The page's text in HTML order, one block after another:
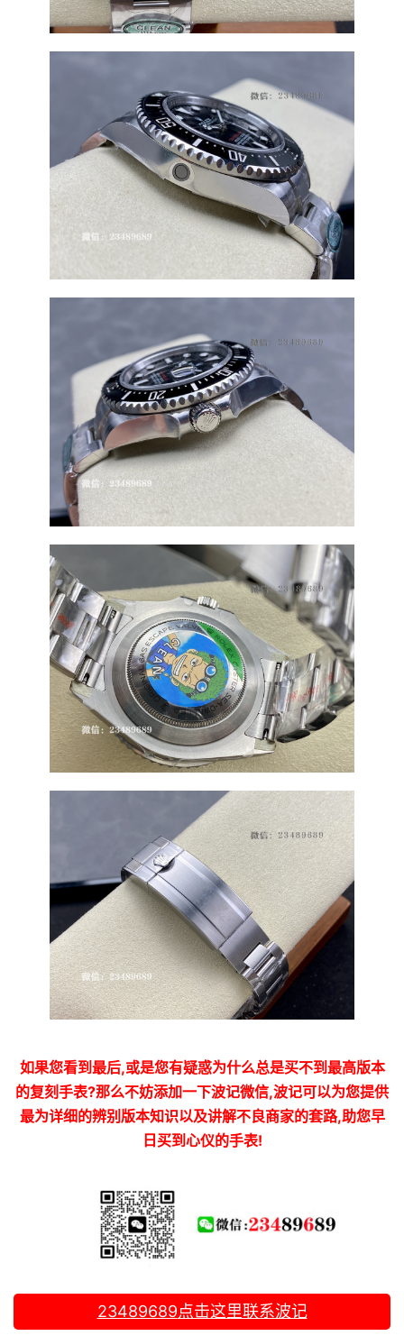
如果您看到最后,或是您有疑惑为什么总是买不到最高版本
的复刻手表?那么不妨添加一下波记微信,波记可以为您提供
最为详细的辨别版本知识以及讲解不良商家的套路,助您早
日买到心仪的手表!
23489689点击这里联系波记